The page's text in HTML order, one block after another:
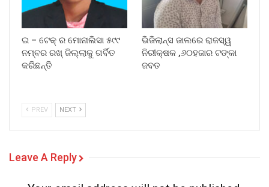
ଇ – ଟେକ୍ ର ମୋନାଲିସା ୫୯୯
ନମ୍ବର ରଖ୍ ଜିଲ୍ଲାକୁ ଗର୍ବିତ
କରିଛନ୍ତି
ଭିଜିଲାନ୍ସ ଜାଲରେ ରାଜସ୍ୱ
ନିରୀକ୍ଷକ ,୬୦ହଜାର ଟଙ୍କା
ଜବତ
PREV NEXT
Leave A Reply